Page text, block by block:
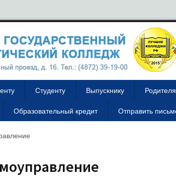
Студенту Выпускнику
Образовательный кредит Отправить